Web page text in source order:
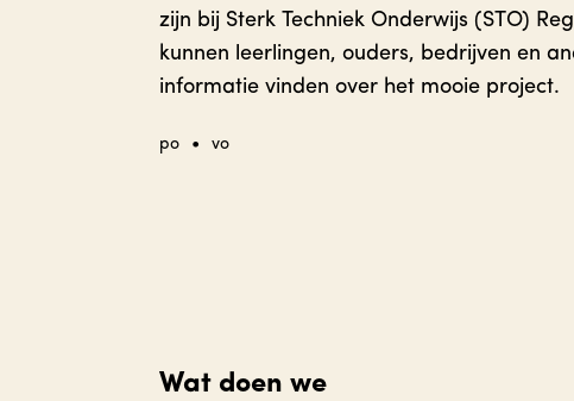
zijn bij Sterk Techniek Onderwijs (STO)
kunnen leerlingen, ouders, bedrijven en
informatie vinden over het mooie project.
po • vo
Wat doen we